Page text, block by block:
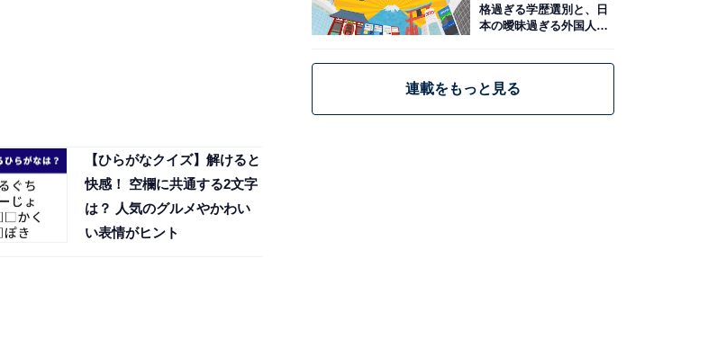
【ひらがなクイズ】解けると
快感！ 空欄に共通する2文字
は？ 人気のグルメやかわい
い表情がヒント
格過ぎる学歴選別と、日
本の曖昧過ぎる外国人政
連載をもっと見る